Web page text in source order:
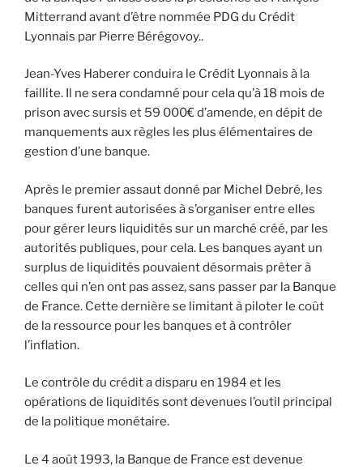
Mitterrand avant d’être nommée PDG du Crédit
Lyonnais par Pierre Bérégovoy..
Jean-Yves Haberer conduira le Crédit Lyonnais à la
faillite. Il ne sera condamné pour cela qu’à 18 mois de
prison avec sursis et 59 000€ d’amende, en dépit de
manquements aux règles les plus élémentaires de
gestion d’une banque.
Après le premier assaut donné par Michel Debré, les
banques furent autorisées à s’organiser entre elles
pour gérer leurs liquidités sur un marché créé, par les
autorités publiques, pour cela. Les banques ayant un
surplus de liquidités pouvaient désormais prêter à
celles qui n’en ont pas assez, sans passer par la Banque
de France. Cette dernière se limitant à piloter le coût
de la ressource pour les banques et à contrôler
l’inflation.
Le contrôle du crédit a disparu en 1984 et les
opérations de liquidités sont devenues l’outil principal
de la politique monétaire.
Le 4 août 1993, la Banque de France est devenue